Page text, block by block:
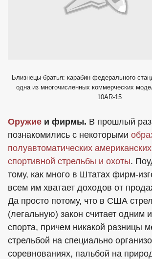
Близнецы-братья: карабин федерального
одна из многочисленных коммерческих
10AR-15
Оружие и фирмы. В прошлый
познакомились с некоторыми
полуавтоматических
спортивной стрельбы и охоты.
тому, как много в Штатах фирм-
всем им хватает доходов от
Да просто потому, что в США
(легальную) закон считает одним
спорта, причем никакой разницы
стрельбой на специально
соревнованиях, пальбой на